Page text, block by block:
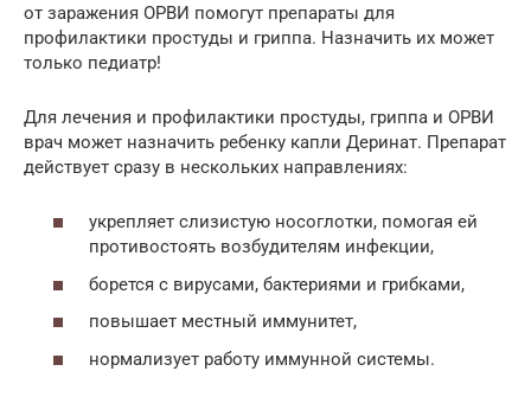
от заражения ОРВИ помогут препараты для
профилактики простуды и гриппа. Назначить их может
только педиатр!
Для лечения и профилактики простуды, гриппа и ОРВИ
врач может назначить ребенку капли Деринат. Препарат
действует сразу в нескольких направлениях:
укрепляет слизистую носоглотки, помогая ей
противостоять возбудителям инфекции,
борется с вирусами, бактериями и грибками,
повышает местный иммунитет,
нормализует работу иммунной системы.